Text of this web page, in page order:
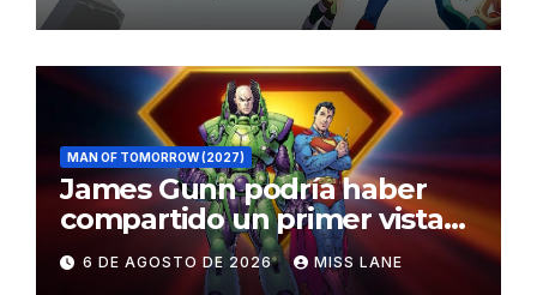
MAN OF TOMORROW (2027)
James Gunn podría haber
compartido un primer vistazo
al traje de Brainiac
6 DE AGOSTO DE 2026 MISS LANE